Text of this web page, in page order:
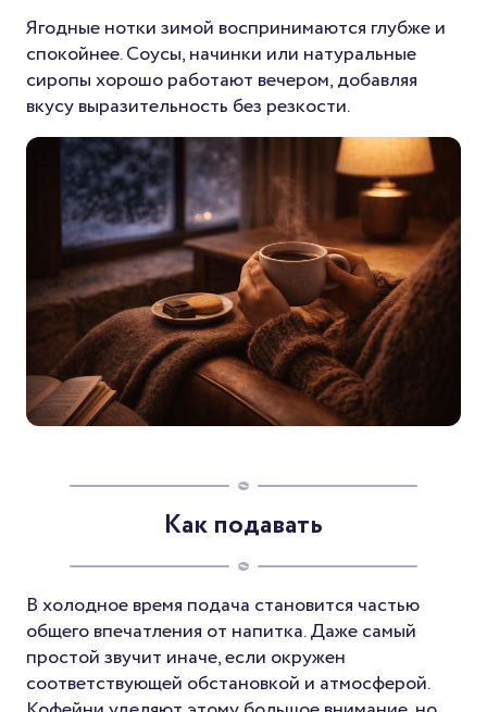
Ягодные нотки зимой воспринимаются глубже и
спокойнее. Соусы, начинки или натуральные
сиропы хорошо работают вечером, добавляя
вкусу выразительность без резкости.
Как подавать
В холодное время подача становится частью
общего впечатления от напитка. Даже самый
простой звучит иначе, если окружен
соответствующей обстановкой и атмосферой.